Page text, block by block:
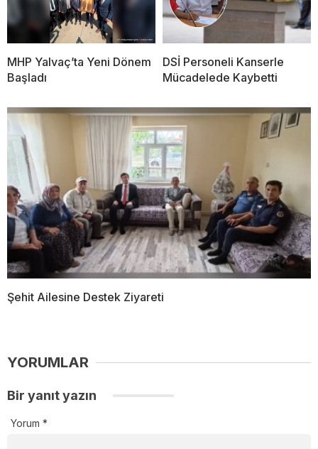
MHP Yalvaç’ta Yeni Dönem
Başladı
DSİ Personeli Kanserle
Mücadelede Kaybetti
Şehit Ailesine Destek Ziyareti
YORUMLAR
Bir yanıt yazın
Yorum *